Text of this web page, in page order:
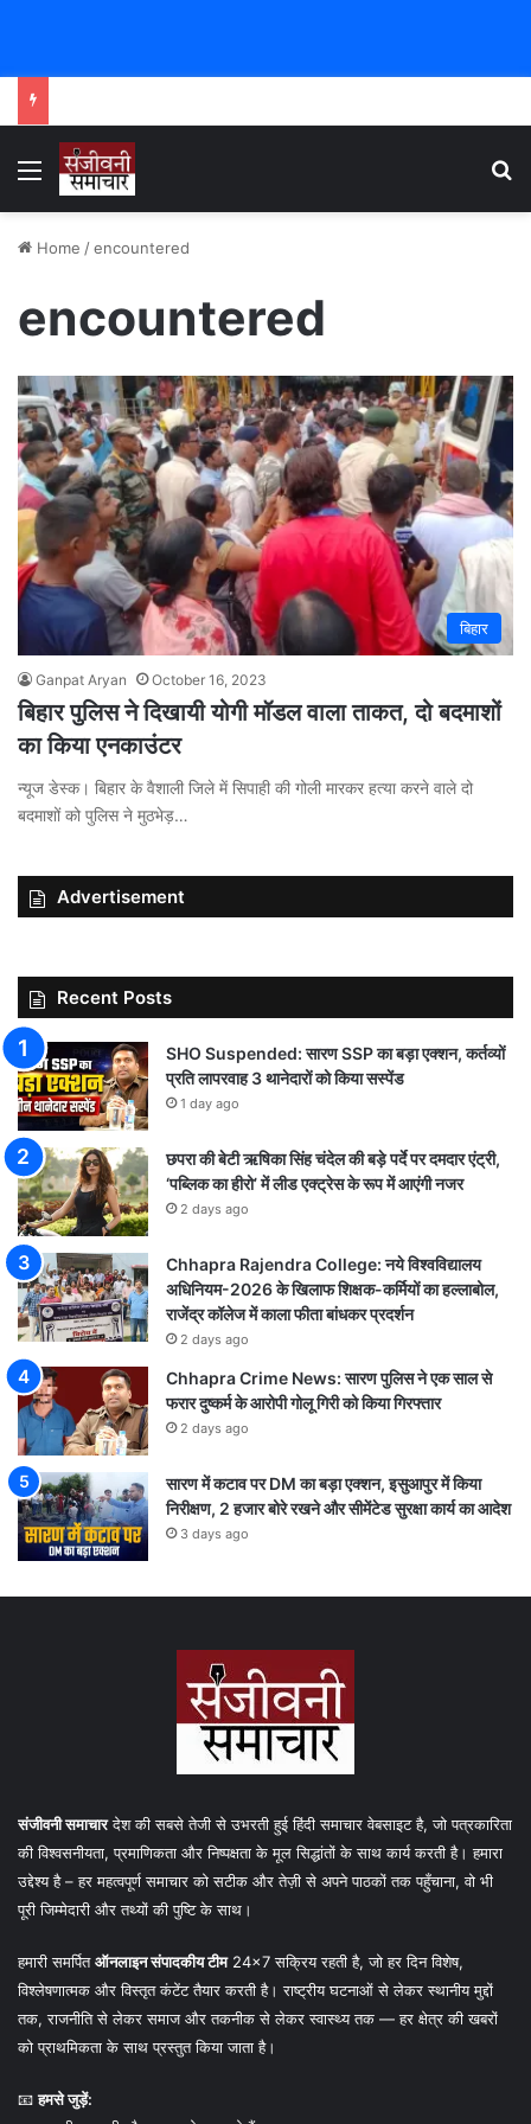
Menu
Home /encountered
encountered
बिहार
Ganpat Aryan October 16, 2023
बिहार पुलिस ने दिखायी योगी मॉडल वाला ताकत, दो बदमाशों
का किया एनकाउंटर
न्यूज डेस्क। बिहार के वैशाली जिले में सिपाही की गोली मारकर हत्या करने वाले दो
बदमाशों को पुलिस ने मुठभेड़…
Advertisement
Recent Posts
SHO Suspended: सारण SSP का बड़ा एक्शन, कर्तव्यों
प्रति लापरवाह 3 थानेदारों को किया सस्पेंड
1 day ago
छपरा की बेटी ऋषिका सिंह चंदेल की बड़े पर्दे पर दमदार एंट्री,
‘पब्लिक का हीरो’ में लीड एक्ट्रेस के रूप में आएंगी नजर
2 days ago
Chhapra Rajendra College: नये विश्वविद्यालय
अधिनियम-2026 के खिलाफ शिक्षक-कर्मियों का हल्लाबोल,
राजेंद्र कॉलेज में काला फीता बांधकर प्रदर्शन
2 days ago
Chhapra Crime News: सारण पुलिस ने एक साल से
फरार दुष्कर्म के आरोपी गोलू गिरी को किया गिरफ्तार
2 days ago
सारण में कटाव पर DM का बड़ा एक्शन, इसुआपुर में किया
निरीक्षण, 2 हजार बोरे रखने और सीमेंटेड सुरक्षा कार्य का आदेश
3 days ago
संजीवनी समाचारदेश की सबसे तेजी से उभरती हुई हिंदी समाचार वेबसाइट है, जो पत्रकारिता
की विश्वसनीयता, प्रमाणिकता और निष्पक्षता के मूल सिद्धांतों के साथ कार्य करती है। हमारा
उद्देश्य है – हर महत्वपूर्ण समाचार को सटीक और तेज़ी से अपने पाठकों तक पहुँचाना, वो भी
पूरी जिम्मेदारी और तथ्यों की पुष्टि के साथ।
हमारी समर्पितऑनलाइन संपादकीय टीम24×7 सक्रिय रहती है, जो हर दिन विशेष,
विश्लेषणात्मक और विस्तृत कंटेंट तैयार करती है। राष्ट्रीय घटनाओं से लेकर स्थानीय मुद्दों
तक, राजनीति से लेकर समाज और तकनीक से लेकर स्वास्थ्य तक — हर क्षेत्र की खबरों
को प्राथमिकता के साथ प्रस्तुत किया जाता है।
📧हमसे जुड़ें: